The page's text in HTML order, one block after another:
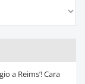
a Reims’! Cara